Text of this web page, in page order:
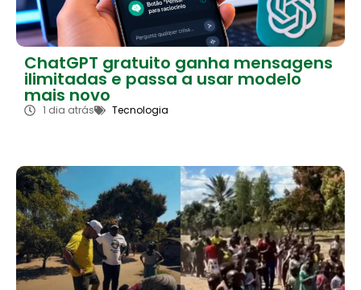
ChatGPT gratuito ganha mensagens
ilimitadas e passa a usar modelo
mais novo
1 dia atrás Tecnologia